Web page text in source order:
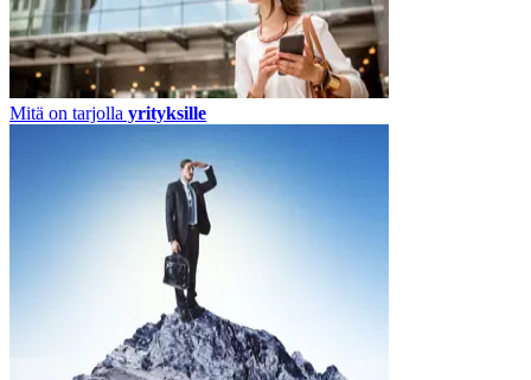
Mitä on tarjolla yrityksille